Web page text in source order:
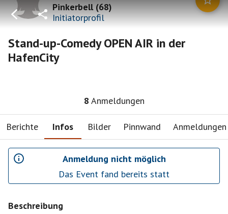
Pinkerbell(68)
Initiatorprofil
Stand-up-Comedy OPEN AIR in der
HafenCity
8 Anmeldungen
Berichte Infos Bilder Pinnwand Anmeldungen
Anmeldung nicht möglich
Das Event fand bereits statt
Beschreibung